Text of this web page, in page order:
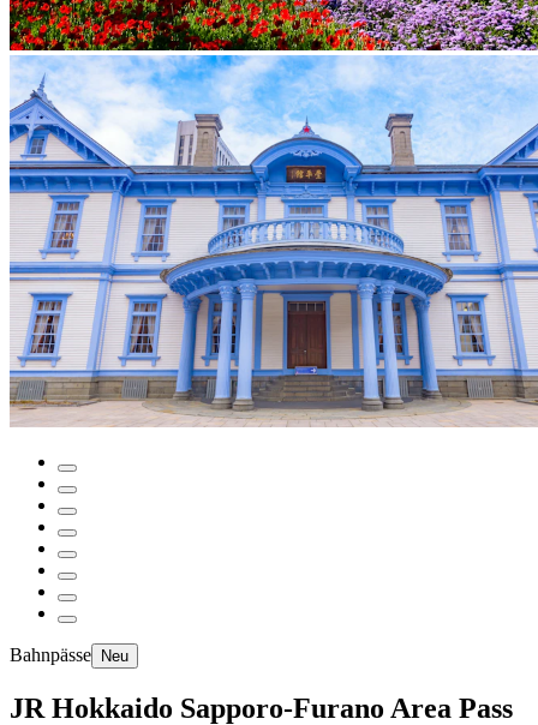
Bahnpässe Neu
JR Hokkaido Sapporo-Furano Area Pass